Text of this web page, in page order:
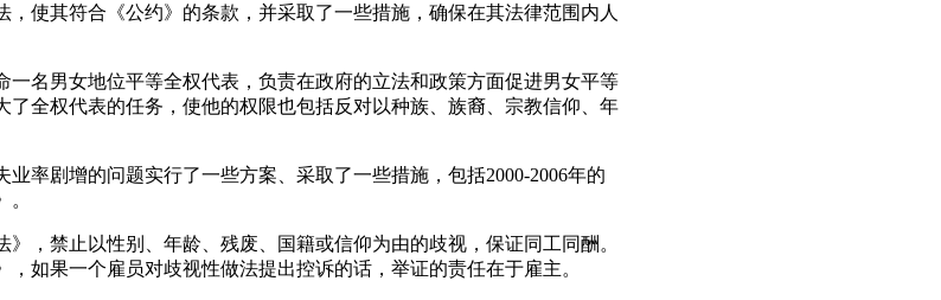
，使其符合《公约》的条款，并采取了一些措施，确保在其法律范围内人
一名男女地位平等全权代表，负责在政府的立法和政策方面促进男女平等
了全权代表的任务，使他的权限也包括反对以种族、族裔、宗教信仰、年
率剧增的问题实行了一些方案、采取了一些措施，包括2000-2006年的
，禁止以性别、年龄、残废、国籍或信仰为由的歧视，保证同工同酬。
如果一个雇员对歧视性做法提出控诉的话，举证的责任在于雇主。